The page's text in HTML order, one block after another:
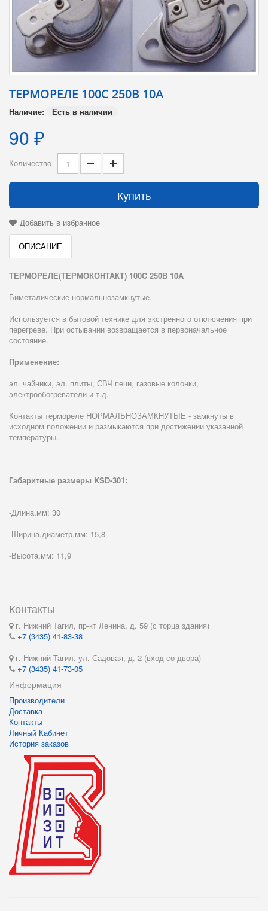
ТЕРМОРЕЛЕ 100С 250В 10А
Наличие: Есть в наличии
90 ₽
Количество
Купить
Добавить в избранное
ОПИСАНИЕ
ТЕРМОРЕЛЕ(ТЕРМОКОНТАКТ) 100C 250В 10А
Биметалические нормальнозамкнутые.
Используется в бытовой технике для экстренного отключения при
перегреве. При остывании возвращается в первоначальное
состояние.
Применение:
эл. чайники, эл. плиты, СВЧ печи, газовые колонки,
электрообогреватели и т.д.
Контакты термореле НОРМАЛЬНОЗАМКНУТЫЕ - замкнуты в
исходном положении и размыкаются при достижении указанной
температуры.
Габаритные размеры KSD-301:
-Длина,мм: 30
-Ширина,диаметр,мм: 15,8
-Высота,мм: 11,9
Контакты
г. Нижний Тагил, пр-кт Ленина, д. 59 (с торца здания)
+7 (3435) 41-83-38
г. Нижний Тагил, ул. Садовая, д. 2 (вход со двора)
+7 (3435) 41-73-05
Информация
Производители
Доставка
Контакты
Личный Кабинет
История заказов